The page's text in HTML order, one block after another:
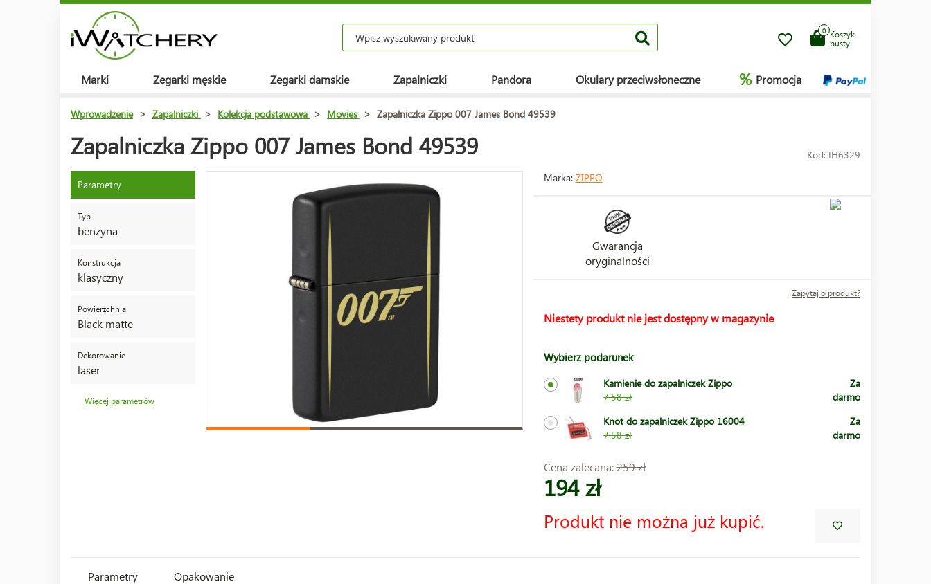
Koszyk
pusty
0
Marki Zegarki męskie Zegarki damskie Zapalniczki Pandora Okulary przeciwsłoneczne % Promocja
Wprowadzenie > Zapalniczki > Kolekcja podstawowa > Movies > Zapalniczka Zippo 007 James Bond 49539
Zapalniczka Zippo 007 James Bond 49539 Kod: IH6329
Parametry
Typ
benzyna
Konstrukcja
klasyczny
Powierzchnia
Black matte
Dekorowanie
laser
Więcej parametrów
Marka: ZIPPO
Gwarancja
oryginalności
Zapytaj o produkt?
Niestety produkt nie jest dostępny w magazynie
Wybierz podarunek
Kamienie do zapalniczek Zippo
7.58 zł
Za
darmo
Knot do zapalniczek Zippo 16004
7.58 zł
Za
darmo
Cena zalecana:259 zł
194 zł
Produkt nie można już kupić.
Parametry Opakowanie